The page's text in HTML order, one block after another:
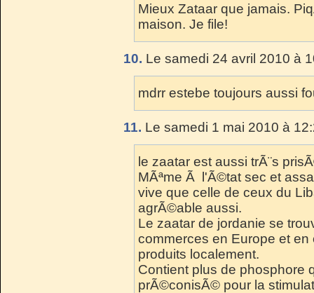
Mieux Zataar que jamais.
maison. Je file!
10. Le samedi 24 avril 2010 à
mdrr estebe toujours aussi
11. Le samedi 1 mai 2010 à
le zaatar est aussi trÃ¨s
MÃªme Ã l'Ã©tat sec et
vive que celle de ceux du
agrÃ©able aussi.
Le zaatar de jordanie se
commerces en Europe et en
produits localement.
Contient plus de phosphore
prÃ©conisÃ© pour la